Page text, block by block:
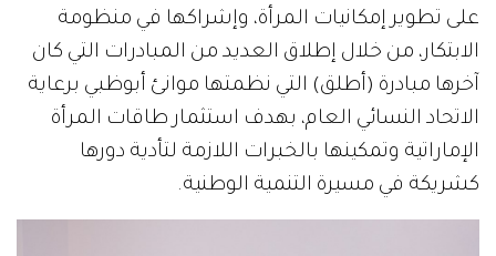
على تطوير إمكانيات المرأة، وإشراكها في منظومة
الابتكار، من خلال إطلاق العديد من المبادرات التي كان
آخرها مبادرة (أطلق) التي نظمتها موانئ أبوظبي برعاية
الاتحاد النسائي العام، بهدف استثمار طاقات المرأة
الإماراتية وتمكينها بالخبرات اللازمة لتأدية دورها
كشريكة في مسيرة التنمية الوطنية.